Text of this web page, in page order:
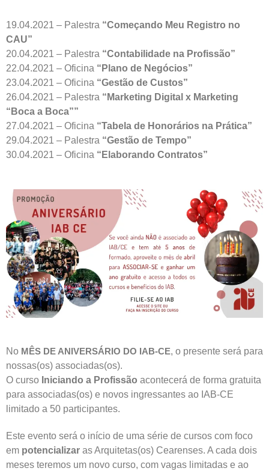
19.04.2021 – Palestra “Começando Meu Registro no
CAU”
20.04.2021 – Palestra “Contabilidade na Profissão”
22.04.2021 – Oficina “Plano de Negócios”
23.04.2021 – Oficina “Gestão de Custos”
26.04.2021 – Palestra “Marketing Digital x Marketing
“Boca a Boca””
27.04.2021 – Oficina “Tabela de Honorários na Prática”
29.04.2021 – Palestra “Gestão de Tempo”
30.04.2021 – Oficina “Elaborando Contratos”
No MÊS DE ANIVERSÁRIO DO IAB-CE, o presente será para
nossas(os) associadas(os).
O curso Iniciando a Profissão acontecerá de forma gratuita
para associadas(os) e novos ingressantes ao IAB-CE
limitado a 50 participantes.
Este evento será o início de uma série de cursos com foco
em potencializar as Arquitetas(os) Cearenses. A cada dois
meses teremos um novo curso, com vagas limitadas e ao